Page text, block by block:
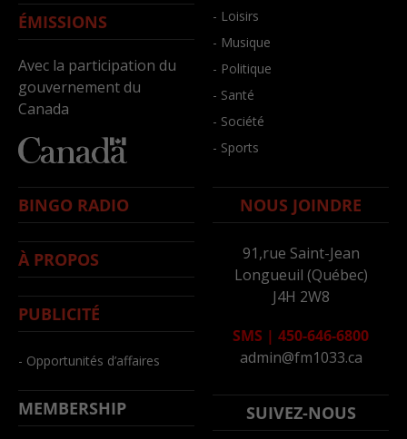
ÉMISSIONS
Avec la participation du
gouvernement du
Canada
- Loisirs
- Musique
- Politique
- Santé
- Société
- Sports
BINGO RADIO
À PROPOS
PUBLICITÉ
- Opportunités d’affaires
MEMBERSHIP
NOUS JOINDRE
91,rue Saint-Jean
Longueuil (Québec)
J4H 2W8
SMS | 450-646-6800
admin@fm1033.ca
SUIVEZ-NOUS